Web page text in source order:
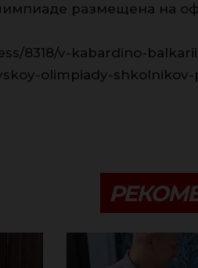
размещена на
8318/v-kabardino-
olimpiady-